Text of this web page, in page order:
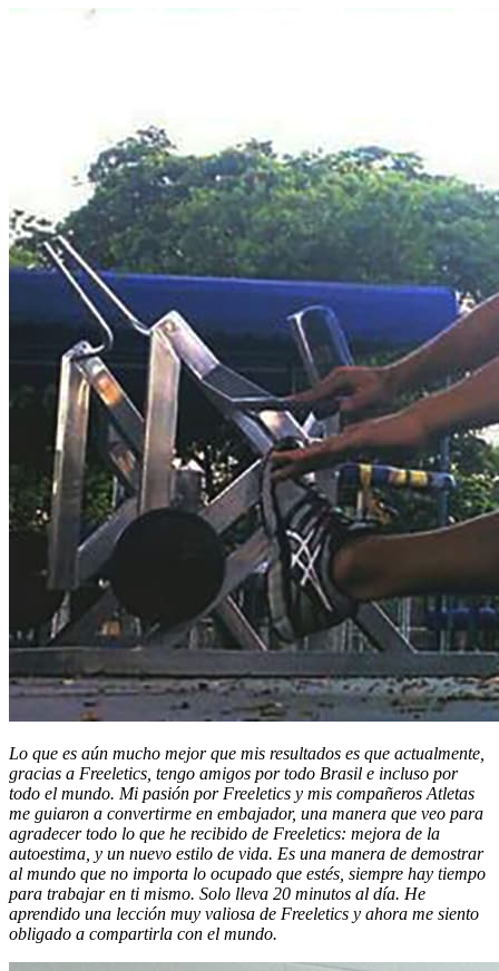
Lo que es aún mucho mejor que mis resultados es que actualmente,
gracias a Freeletics, tengo amigos por todo Brasil e incluso por
todo el mundo. Mi pasión por Freeletics y mis compañeros Atletas
me guiaron a convertirme en embajador, una manera que veo para
agradecer todo lo que he recibido de Freeletics: mejora de la
autoestima, y un nuevo estilo de vida. Es una manera de demostrar
al mundo que no importa lo ocupado que estés, siempre hay tiempo
para trabajar en ti mismo. Solo lleva 20 minutos al día. He
aprendido una lección muy valiosa de Freeletics y ahora me siento
obligado a compartirla con el mundo.